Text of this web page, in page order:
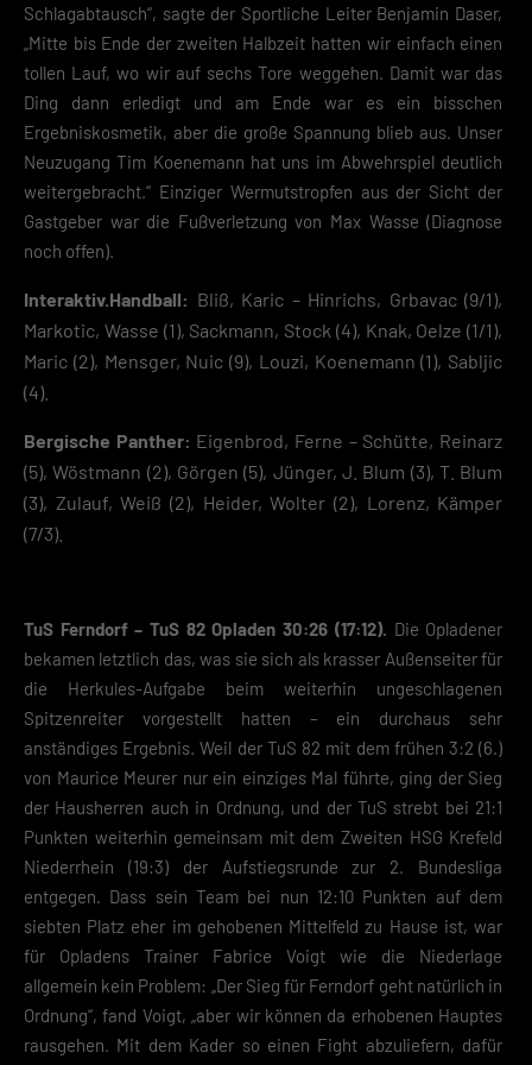
Schlagabtausch“, sagte der Sportliche Leiter Benjamin Daser,
„Mitte bis Ende der zweiten Halbzeit hatten wir einfach einen
tollen Lauf, wo wir auf sechs Tore weggehen. Damit war das
Ding dann erledigt und am Ende war es ein bisschen
Ergebniskosmetik, aber die große Spannung blieb aus. Unser
Neuzugang Tim Koenemann hat uns im Abwehrspiel deutlich
weitergebracht.“ Einziger Wermutstropfen aus der Sicht der
Gastgeber war die Fußverletzung von Max Wasse (Diagnose
noch offen).
Interaktiv.Handball: Bliß, Karic – Hinrichs, Grbavac (9/1),
Markotic, Wasse (1), Sackmann, Stock (4), Knak, Oelze (1/1),
Maric (2), Mensger, Nuic (9), Louzi, Koenemann (1), Sabljic
(4).
Bergische Panther: Eigenbrod, Ferne – Schütte, Reinarz
(5), Wöstmann (2), Görgen (5), Jünger, J. Blum (3), T. Blum
(3), Zulauf, Weiß (2), Heider, Wolter (2), Lorenz, Kämper
(7/3).
TuS Ferndorf – TuS 82 Opladen 30:26 (17:12). Die Opladener
bekamen letztlich das, was sie sich als krasser Außenseiter für
die Herkules-Aufgabe beim weiterhin ungeschlagenen
Spitzenreiter vorgestellt hatten – ein durchaus sehr
anständiges Ergebnis. Weil der TuS 82 mit dem frühen 3:2 (6.)
von Maurice Meurer nur ein einziges Mal führte, ging der Sieg
der Hausherren auch in Ordnung, und der TuS strebt bei 21:1
Punkten weiterhin gemeinsam mit dem Zweiten HSG Krefeld
Niederrhein (19:3) der Aufstiegsrunde zur 2. Bundesliga
entgegen. Dass sein Team bei nun 12:10 Punkten auf dem
siebten Platz eher im gehobenen Mittelfeld zu Hause ist, war
für Opladens Trainer Fabrice Voigt wie die Niederlage
allgemein kein Problem: „Der Sieg für Ferndorf geht natürlich in
Ordnung“, fand Voigt, „aber wir können da erhobenen Hauptes
rausgehen. Mit dem Kader so einen Fight abzuliefern, dafür
Diensten geben möchtest, musst du deine Erziehungsberechtigten um
Erlaubnis bitten.
Hier finden Sie eine Übersicht über alle verwendeten Cookies. Sie
Ihre Einwilligung zu ganzen Kategorien geben oder sich weitere
Informationen anzeigen lassen und so nur bestimmte Cookies
auswählen.
Speichern
Zurück
Datenschutzeinstellungen
Essenzielle Cookies ermöglichen grundlegende Funktionen und sind für die
einwandfreie Funktion der Website erforderlich.